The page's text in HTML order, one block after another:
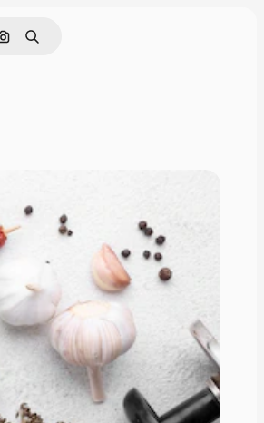
画像で検索
検索